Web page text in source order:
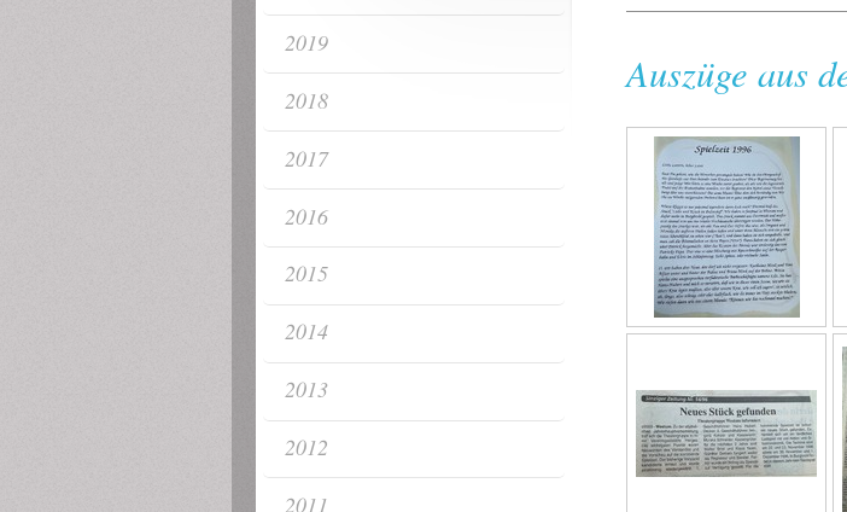
Auszüge aus
2019
2018
2017
2016
2015
2014
2013
2012
2011